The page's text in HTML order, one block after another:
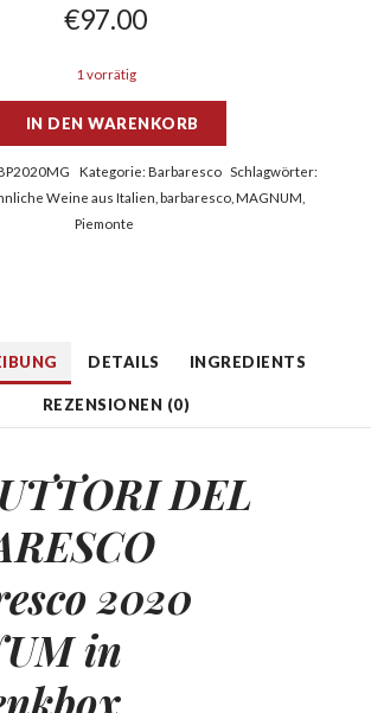
€97.00
1 vorrätig
IN DEN WARENKORB
Kategorie: Barbaresco Schlagwörter:
Weine aus Italien barbaresco, MAGNUM
Piemonte
DETAILS INGREDIENTS
REZENSIONEN (0)
DEL
2020
in